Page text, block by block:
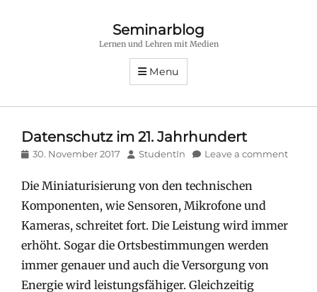
Seminarblog
Lernen und Lehren mit Medien
Menu
Datenschutz im 21. Jahrhundert
Posted
30. November 2017 Author
StudentIn Leave a comment
Die Miniaturisierung von den technischen
Komponenten, wie Sensoren, Mikrofone und
Kameras, schreitet fort. Die Leistung wird immer
erhöht. Sogar die Ortsbestimmungen werden
immer genauer und auch die Versorgung von
Energie wird leistungsfähiger. Gleichzeitig